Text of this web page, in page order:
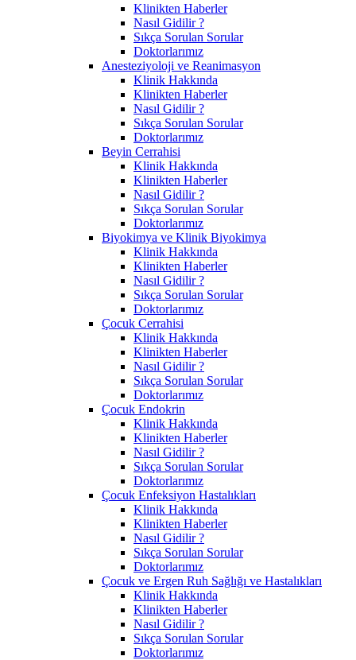
Klinikten Haberler
Nasıl Gidilir ?
Sıkça Sorulan Sorular
Doktorlarımız
Anesteziyoloji ve Reanimasyon
Klinik Hakkında
Klinikten Haberler
Nasıl Gidilir ?
Sıkça Sorulan Sorular
Doktorlarımız
Beyin Cerrahisi
Klinik Hakkında
Klinikten Haberler
Nasıl Gidilir ?
Sıkça Sorulan Sorular
Doktorlarımız
Biyokimya ve Klinik Biyokimya
Klinik Hakkında
Klinikten Haberler
Nasıl Gidilir ?
Sıkça Sorulan Sorular
Doktorlarımız
Çocuk Cerrahisi
Klinik Hakkında
Klinikten Haberler
Nasıl Gidilir ?
Sıkça Sorulan Sorular
Doktorlarımız
Çocuk Endokrin
Klinik Hakkında
Klinikten Haberler
Nasıl Gidilir ?
Sıkça Sorulan Sorular
Doktorlarımız
Çocuk Enfeksiyon Hastalıkları
Klinik Hakkında
Klinikten Haberler
Nasıl Gidilir ?
Sıkça Sorulan Sorular
Doktorlarımız
Çocuk ve Ergen Ruh Sağlığı ve Hastalıkları
Klinik Hakkında
Klinikten Haberler
Nasıl Gidilir ?
Sıkça Sorulan Sorular
Doktorlarımız